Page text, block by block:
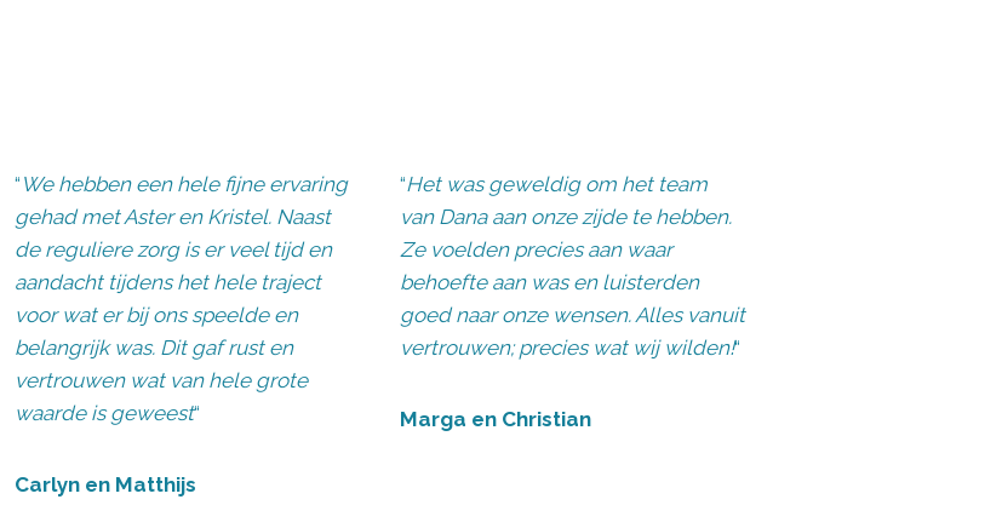
“ We hebben een hele fijne ervaring
gehad met Aster en Kristel. Naast
de reguliere zorg is er veel tijd en
aandacht tijdens het hele traject
voor wat er bij ons speelde en
belangrijk was. Dit gaf rust en
vertrouwen wat van hele grote
waarde is geweest“
Carlyn en Matthijs
“Het was geweldig om het team
van Dana aan onze zijde te hebben.
Ze voelden precies aan waar
behoefte aan was en luisterden
goed naar onze wensen. Alles vanuit
vertrouwen; precies wat wij wilden!“
Marga en Christian